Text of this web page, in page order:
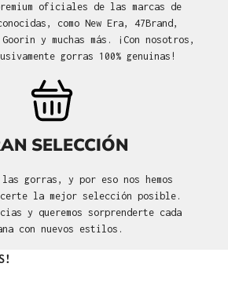
oficiales de las marcas de
como New Era, 47Brand,
y muchas más. ¡Con nosotros,
gorras 100% genuinas!
SELECCIÓN
las gorras, y por eso nos hemos
la mejor selección posible.
y queremos sorprenderte cada
con nuevos estilos.